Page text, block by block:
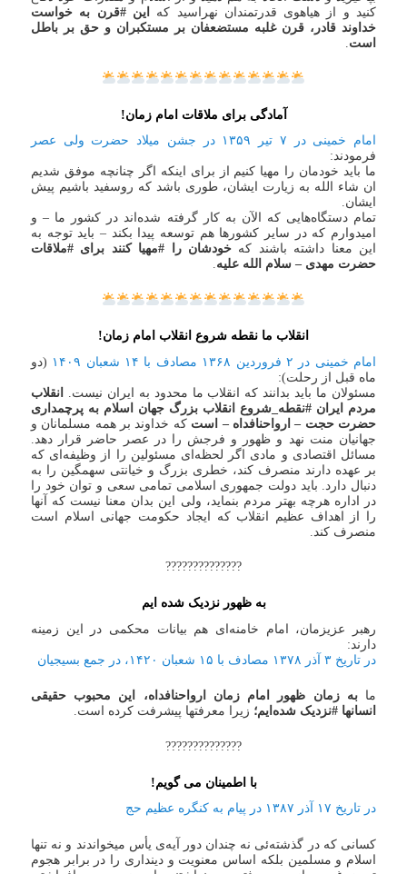
کنید و از هیاهوی قدرتمندان نهراسید که
این #قرن به خواست
خداوند قادر، قرن غلبه مستضعفان بر مستکبران و حق بر باطل
است
آمادگی برای ملاقات امام زمان!
امام خمینی در ۷ تیر ۱۳۵۹ در جشن میلاد حضرت ولی عصر
فرمودند:
ما باید خودمان را مهیا کنیم از برای اینکه اگر چنانچه موفق‌ شدیم
ان شاء الله به زیارت ایشان، طوری باشد که روسفید باشیم پیش
ایشان.
تمام دستگاه‌هایی که الآن به کار گرفته شده‌اند در کشور ما – و
امیدوارم که در سایر کشورها هم توسعه پیدا بکند – باید توجه به
این معنا داشته باشند که خودشان را #مهیا کنند برای #ملاقات
حضرت مهدی – سلام الله علیه.
انقلاب ما نقطه شروع انقلاب امام زمان!
امام خمینی در ۲ فروردین ۱۳۶۸ مصادف با ۱۴ شعبان ۱۴۰۹
(دو
ماه قبل از رحلت):
مسئولان ما باید بدانند که انقلاب ما محدود به ایران نیست.
انقلاب
مردم ایران #نقطه_شروع انقلاب بزرگ جهان اسلام به پرچمداری
حضرت حجت – ارواحنافداه – است که خداوند بر همه مسلمانان و
جهانیان منت نهد و ظهور و فرجش را در عصر حاضر قرار دهد.
مسائل اقتصادی و مادی اگر لحظه‌ای مسئولین را از وظیفه‌ای که
بر عهده دارند منصرف کند، خطری بزرگ و خیانتی سهمگین را به
دنبال دارد. باید دولت جمهوری اسلامی تمامی سعی و توان خود را
در اداره هرچه بهتر مردم بنماید، ولی این بدان معنا نیست که آنها
را از اهداف عظیم انقلاب که ایجاد حکومت جهانی اسلام است
منصرف کند.
??????????????
به ظهور نزدیک شده ایم
رهبر عزیزمان، امام خامنه‌ای هم بیانات محکمی در این زمینه
دارند:
در تاریخ ۳ آذر ۱۳۷۸ مصادف با ۱۵ شعبان ۱۴۲۰، در جمع بسیجیان
مابه زمان ظهور امام زمان ارواحنافداه، این محبوب حقیقی
انسانها #نزدیک شده‌ایم؛ زیرا معرفتها پیشرفت کرده است.
??????????????
با اطمینان می گویم!
در تاریخ ۱۷ آذر ۱۳۸۷ در پیام به کنگره عظیم حج
کسانی که در گذشته‌ئی نه چندان دور آیه‌ی یأس میخواندند و نه تنها
اسلام و مسلمین بلکه اساس معنویت و دینداری را در برابر هجوم